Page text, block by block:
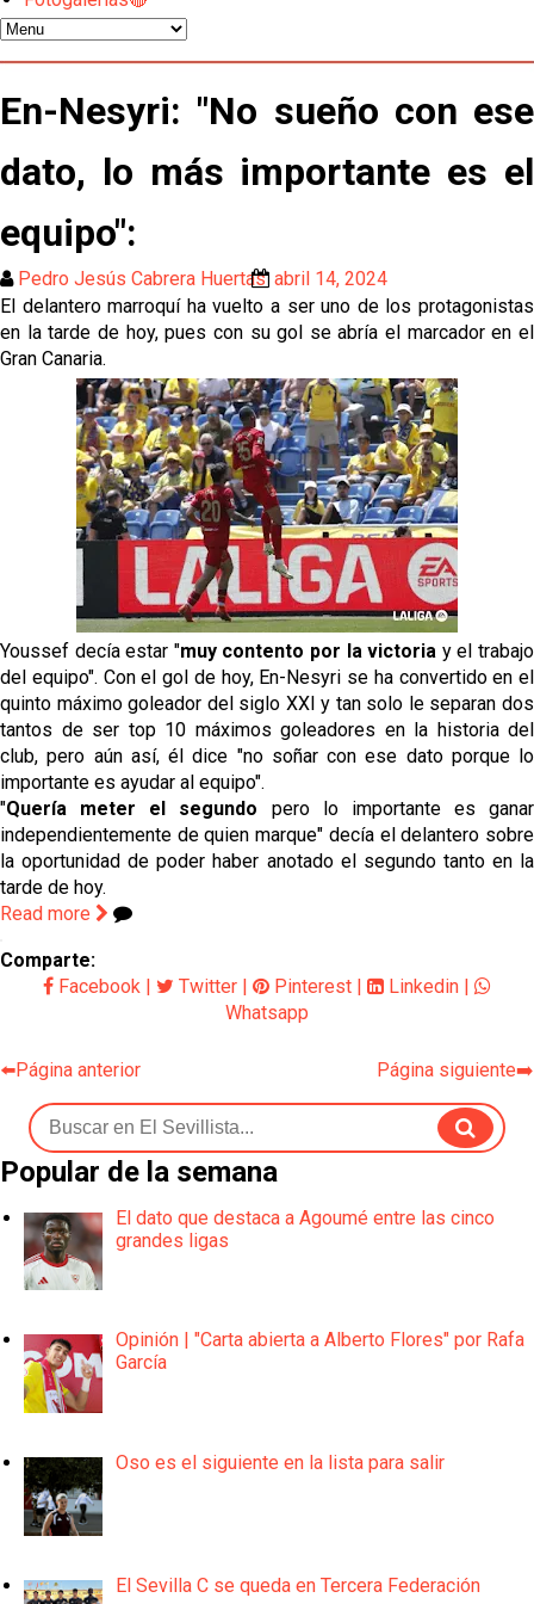
El Sevilla oficializa el traspaso de Sow
reflejado que podemos tirar para delante y
trabajamos con ilusión
Diomande ya es madridista mientras Rodri agita el
mercado
OFICIAL | Juanlu se marcha al Bournemouth
Los posibles herederos del número 16 tras la
marcha de Juanlu
Alberto Flores, muy cerca de convertirse en nuevo
jugador del Granada CF
El Granada negocia con el Sevilla FC por Alberto
El Sevilla continúa con despidos y rechaza una
oferta de 420 millones por el club
El Sevilla mueve ficha por Robbie Ure: la opción 'A'
para el ataque nervionense
Crónica Pretemporada | Real Madrid 2-4 Sevilla FC
Femenino
La revolución de José Ignacio Navarro en el Sevilla
FC
Análisis | El Sevilla FC cierra una pretemporada de
contrastes antes del inicio de LaLiga
En-Nesyri: "No sueño con ese
dato, lo más importante es el
equipo":
Pedro Jesús Cabrera Huertas abril 14, 2024
El delantero marroquí ha vuelto a ser uno de los protagonistas
en la tarde de hoy, pues con su gol se abría el marcador en el
Gran Canaria.
Youssef decía estar "muy contento por la victoria y el trabajo
del equipo". Con el gol de hoy, En-Nesyri se ha convertido en el
quinto máximo goleador del siglo XXI y tan solo le separan dos
tantos de ser top 10 máximos goleadores en la historia del
club, pero aún así, él dice "no soñar con ese dato porque lo
importante es ayudar al equipo".
"Quería meter el segundo pero lo importante es ganar
independientemente de quien marque" decía el delantero sobre
la oportunidad de poder haber anotado el segundo tanto en la
tarde de hoy.
Read more
Comparte:
Facebook
Twitter Pinterest Linkedin
Whatsapp
⬅️Página anterior Página siguiente➡️
Popular de la semana
El dato que destaca a Agoumé entre las cinco
grandes ligas
Opinión | "Carta abierta a Alberto Flores" por Rafa
García
Oso es el siguiente en la lista para salir
El Sevilla C se queda en Tercera Federación